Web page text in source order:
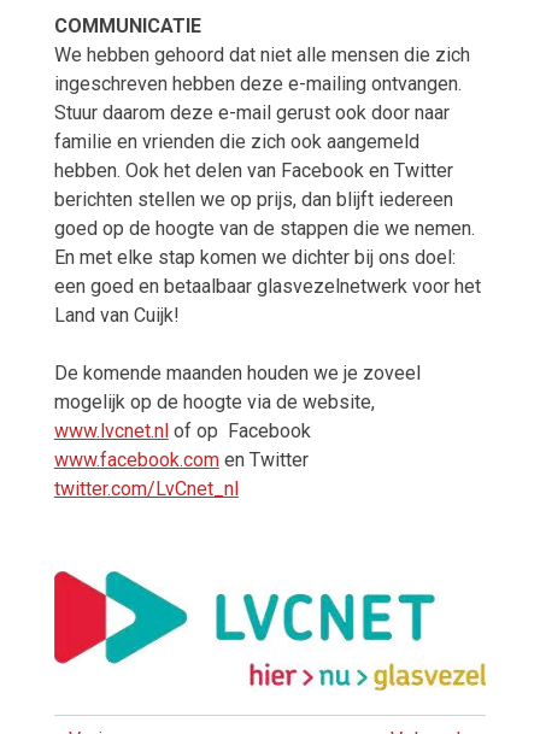
COMMUNICATIE
We hebben gehoord dat niet alle mensen die zich
ingeschreven hebben deze e-mailing ontvangen.
Stuur daarom deze e-mail gerust ook door naar
familie en vrienden die zich ook aangemeld
hebben. Ook het delen van Facebook en Twitter
berichten stellen we op prijs, dan blijft iedereen
goed op de hoogte van de stappen die we nemen.
En met elke stap komen we dichter bij ons doel:
een goed en betaalbaar glasvezelnetwerk voor het
Land van Cuijk!
De komende maanden houden we je zoveel
mogelijk op de hoogte via de website,
www.lvcnet.nlof op Facebook
www.facebook.comen Twitter
twitter.com/LvCnet_nl